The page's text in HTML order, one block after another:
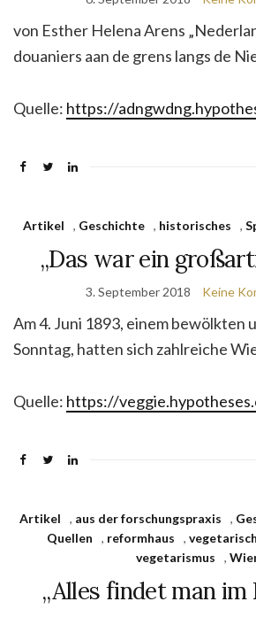
von Esther Helena Arens
douaniers aan de grens langs de
Quelle: https://
Artikel , Geschichte , historisches ,
„Das war ein
3. September 2018 Keine
Am 4. Juni 1893, einem bewölkten
Sonntag, hatten sich zahlreiche
Quelle: https://
Artikel , aus der forschungspraxis ,
Quellen
, reformhaus ,
vegetarismus
,
„Alles findet man im